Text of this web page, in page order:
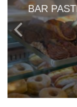
BAR